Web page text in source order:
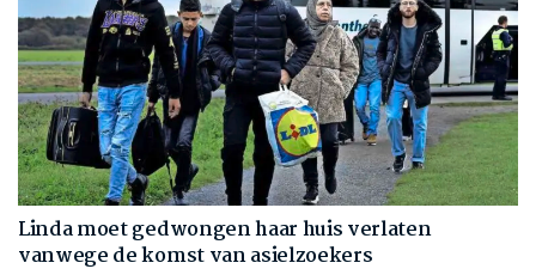
Linda moet gedwongen haar huis verlaten
vanwege de komst van asielzoekers